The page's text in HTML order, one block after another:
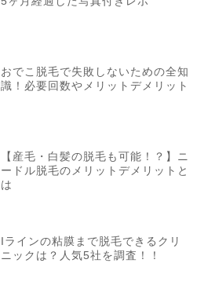
おでこ脱毛で失敗しないための全知
識！必要回数やメリットデメリット
【産毛・白髪の脱毛も可能！？】ニ
ードル脱毛のメリットデメリットと
は
Iラインの粘膜まで脱毛できるクリ
ニックは？人気5社を調査！！